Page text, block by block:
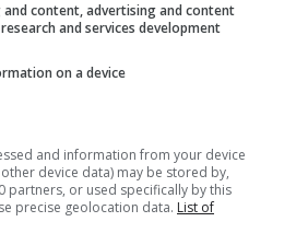
21:00 21:15 21:30
Velmi silné
pro vybrané
USA, Evropě a Austrálii). Mrholení
content, advertising and content
and services development
on a device
and information from your device
device data) may be stored by,
partners, or used specifically by this
precise geolocation data. List of